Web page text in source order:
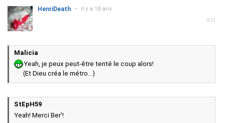
#21
HenriDeath • il y a 18 ans
Malicia
Yeah, je peux peut-être tenté le coup alors!
(Et Dieu créa le métro...)
StEpH59
Yeah! Merci Ber'!